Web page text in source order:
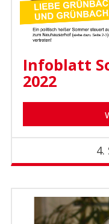
Infoblatt
2022
4.